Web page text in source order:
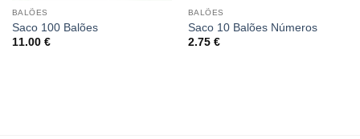
BALÕES
Saco 100 Balões
11.00 €
BALÕES
Saco 10 Balões Números
2.75 €